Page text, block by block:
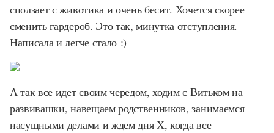
сползает с животика и очень бесит. Хочется скорее
сменить гардероб. Это так, минутка отступления.
Написала и легче стало :)
А так все идет своим чередом, ходим с Витьком на
развивашки, навещаем родственников, занимаемся
насущными делами и ждем дня Х, когда все